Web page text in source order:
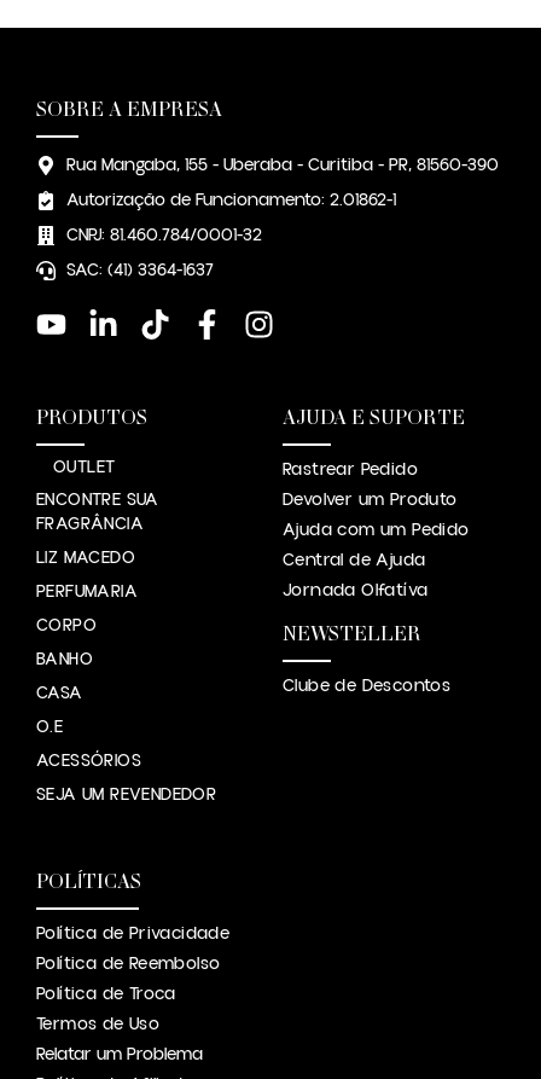
SOBRE A EMPRESA
Rua Mangaba, 155 - Uberaba - Curitiba - PR, 81560-390
Autorização de Funcionamento: 2.01862-1
CNPJ: 81.460.784/0001-32
SAC: (41) 3364-1637
PRODUTOS
OUTLET
ENCONTRE SUA
FRAGRÂNCIA
LIZ MACEDO
PERFUMARIA
CORPO
BANHO
CASA
O.E
ACESSÓRIOS
SEJA UM REVENDEDOR
AJUDA E SUPORTE
Rastrear Pedido
Devolver um Produto
Ajuda com um Pedido
Central de Ajuda
Jornada Olfatíva
NEWSTELLER
Clube de Descontos
POLÍTICAS
Política de Privacidade
Política de Reembolso
Política de Troca
Termos de Uso
Relatar um Problema